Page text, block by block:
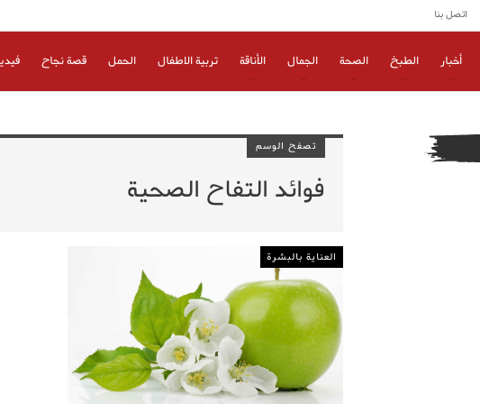
اتصل بنا
أخبار الطبخ الصحة الجمال الأناقة تربية الاطفال الحمل قصة نجاح
تصفح الوسم
فوائد التفاح الصحية
العناية بالبشرة